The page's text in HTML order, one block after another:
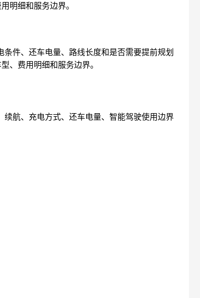
明细和服务边界。
件、还车电量、路线长度和是否需要提前规划
、费用明细和服务边界。
航、充电方式、还车电量、智能驾驶使用边界